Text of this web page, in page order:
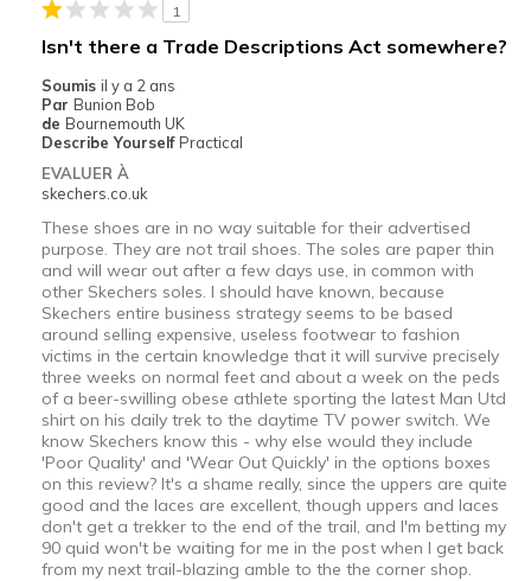
Going Out
Travel
Width
Feels true to width
Sizing
Feels true to size
View On Shoes
Shoes are for Wearing
1
Isn't there a Trade Descriptions Act somewhere?
Soumis il y a 2 ans
Par Bunion Bob
de Bournemouth UK
Describe Yourself Practical
EVALUER À
skechers.co.uk
These shoes are in no way suitable for their advertised
purpose. They are not trail shoes. The soles are paper thin
and will wear out after a few days use, in common with
other Skechers soles. I should have known, because
Skechers entire business strategy seems to be based
around selling expensive, useless footwear to fashion
victims in the certain knowledge that it will survive precisely
three weeks on normal feet and about a week on the peds
of a beer-swilling obese athlete sporting the latest Man Utd
shirt on his daily trek to the daytime TV power switch. We
know Skechers know this - why else would they include
'Poor Quality' and 'Wear Out Quickly' in the options boxes
on this review? It's a shame really, since the uppers are quite
good and the laces are excellent, though uppers and laces
don't get a trekker to the end of the trail, and I'm betting my
90 quid won't be waiting for me in the post when I get back
from my next trail-blazing amble to the the corner shop.